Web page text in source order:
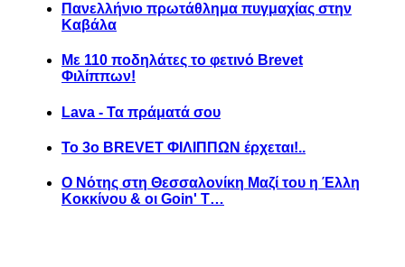
Πανελλήνιο πρωτάθλημα πυγμαχίας στην
Καβάλα
Με 110 ποδηλάτες το φετινό Brevet
Φιλίππων!
Lava - Τα πράματά σου
Το 3ο BREVET ΦΙΛΙΠΠΩΝ έρχεται!..
Ο Νότης στη Θεσσαλονίκη Μαζί του η Έλλη
Κοκκίνου & οι Goin' T…